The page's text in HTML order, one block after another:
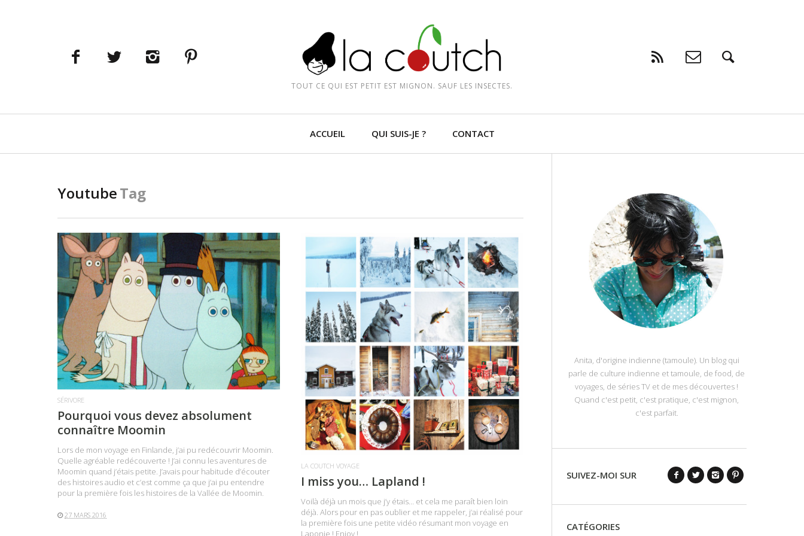
TOUT CE QUI EST PETIT EST MIGNON. SAUF LES INSECTES.
ACCUEIL QUI SUIS-JE ? CONTACT
YoutubeTag
LIRE LA SUITE
SÉRIVORE
Pourquoi vous devez absolument
connaître Moomin
Lors de mon voyage en Finlande, j’ai pu redécouvrir Moomin.
Quelle agréable redécouverte ! J’ai connu les aventures de
Moomin quand j’étais petite. J’avais pour habitude d’écouter
des histoires audio et c’est comme ça que j’ai pu entendre
pour la première fois les histoires de la Vallée de Moomin.
27 MARS 2016
LIRE LA SUITE
LA COUTCH VOYAGE
I miss you… Lapland !
Voilà déjà un mois que j’y étais… et cela me paraît bien loin
déjà. Alors pour en pas oublier et me rappeler, j’ai réalisé pour
la première fois une petite vidéo résumant mon voyage en
Laponie ! Enjoy !
Anita, d'origine indienne (tamoule). Un blog qui
parle de culture indienne et tamoule, de food, de
voyages, de séries TV et de mes découvertes !
Quand c'est petit, c'est pratique, c'est mignon,
c'est parfait.
SUIVEZ-MOI SUR
CATÉGORIES